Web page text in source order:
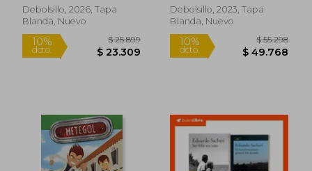
10%
dcto.
$ 44.999
$ 40.499
Rápido
10%
dcto.
Rápido
Debolsillo, 2026, Tapa
Blanda, Nuevo
Debolsillo, 2023, Tapa
Blanda, Nuevo